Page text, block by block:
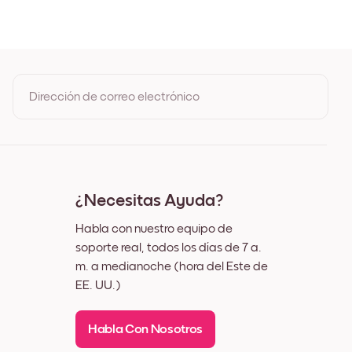
Dirección de correo electrónico
¿Necesitas Ayuda?
Habla con nuestro equipo de
soporte real, todos los días de 7 a.
m. a medianoche (hora del Este de
EE. UU.)
Habla Con Nosotros